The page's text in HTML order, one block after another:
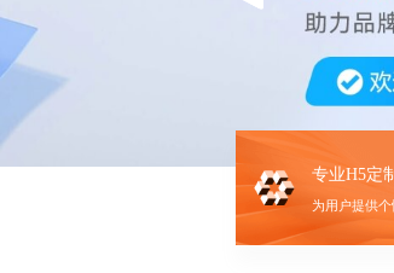
专业H5定
为用户提供